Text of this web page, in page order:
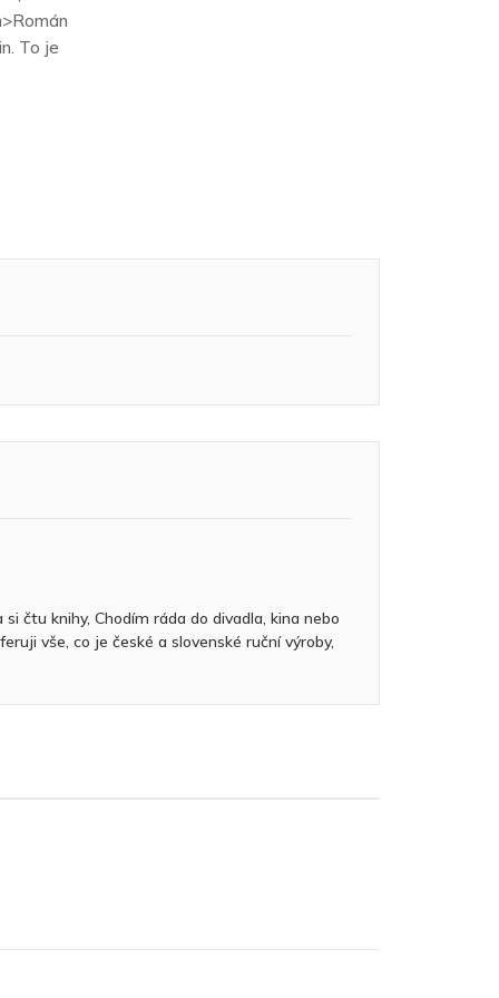
To je
čtu knihy, Chodím ráda do divadla, kina nebo
vše, co je české a slovenské ruční výroby,